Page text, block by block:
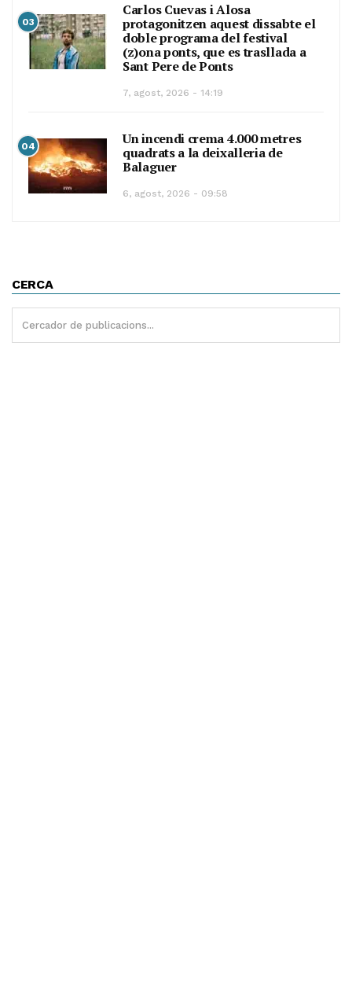
03
Carlos Cuevas i Alosa
protagonitzen aquest dissabte el
doble programa del festival
(z)ona ponts, que es trasllada a
Sant Pere de Ponts
7, agost, 2026 - 14:19
04
Un incendi crema 4.000 metres
quadrats a la deixalleria de
Balaguer
6, agost, 2026 - 09:58
CERCA